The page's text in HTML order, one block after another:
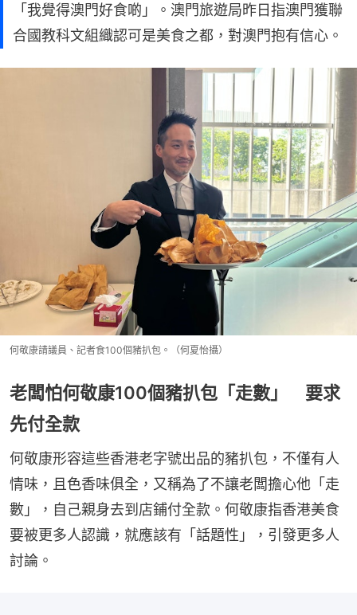
「我覺得澳門好食啲」。澳門旅遊局昨日指澳門獲聯
合國教科文組織認可是美食之都，對澳門抱有信心。
何敬康請議員、記者食100個豬扒包。（何夏怡攝）
老闆怕何敬康100個豬扒包「走數」 要求
先付全款
何敬康形容這些香港老字號出品的豬扒包，不僅有人
情味，且色香味俱全，又稱為了不讓老闆擔心他「走
數」，自己親身去到店鋪付全款。何敬康指香港美食
要被更多人認識，就應該有「話題性」，引發更多人
討論。